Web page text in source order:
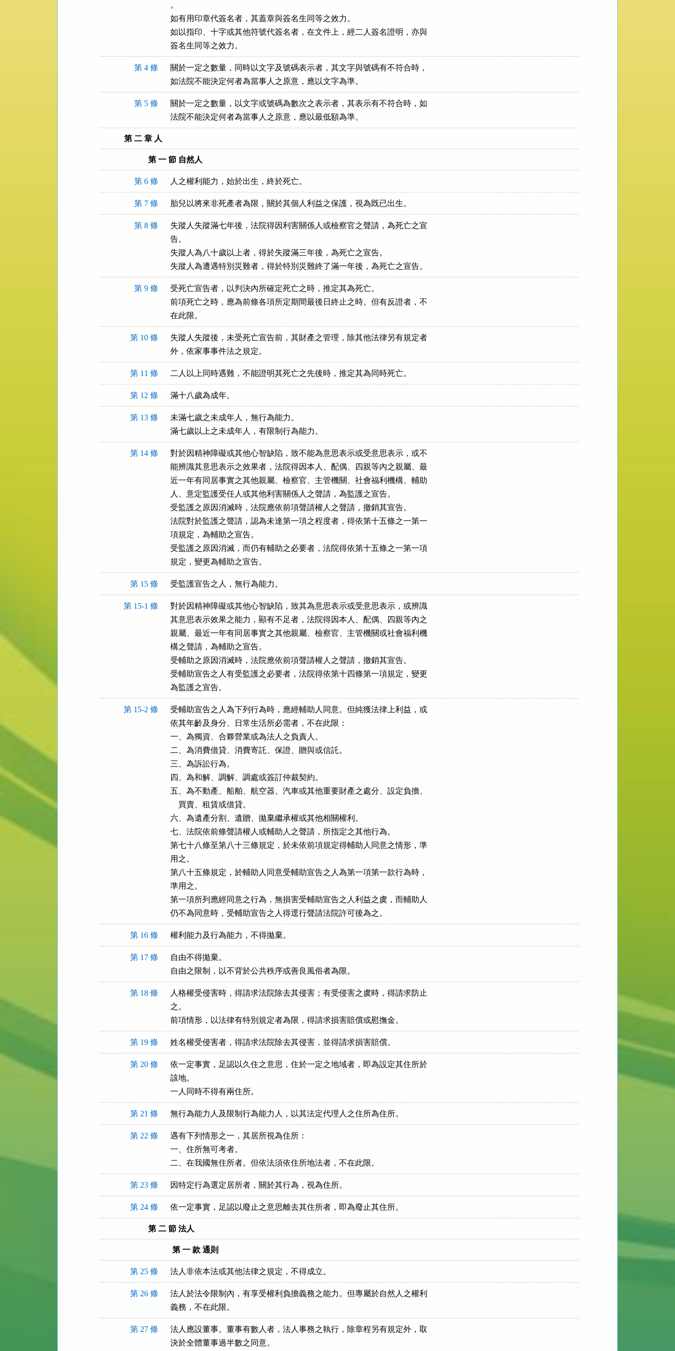
。
如有用印章代簽名者，其蓋章與簽名生同等之效力。
如以指印、十字或其他符號代簽名者，在文件上，經二人簽名證明，亦與
簽名生同等之效力。
第 4 條
關於一定之數量，同時以文字及號碼表示者，其文字與號碼有不符合時，
如法院不能決定何者為當事人之原意，應以文字為準。
第 5 條
關於一定之數量，以文字或號碼為數次之表示者，其表示有不符合時，如
法院不能決定何者為當事人之原意，應以最低額為準。
第 二 章 人
第 一 節 自然人
第 6 條 人之權利能力，始於出生，終於死亡。
第 7 條 胎兒以將來非死產者為限，關於其個人利益之保護，視為既已出生。
第 8 條
失蹤人失蹤滿七年後，法院得因利害關係人或檢察官之聲請，為死亡之宣
告。
失蹤人為八十歲以上者，得於失蹤滿三年後，為死亡之宣告。
失蹤人為遭遇特別災難者，得於特別災難終了滿一年後，為死亡之宣告。
第 9 條
受死亡宣告者，以判決內所確定死亡之時，推定其為死亡。
前項死亡之時，應為前條各項所定期間最後日終止之時。但有反證者，不
在此限。
第 10 條
失蹤人失蹤後，未受死亡宣告前，其財產之管理，除其他法律另有規定者
外，依家事事件法之規定。
第 11 條 二人以上同時遇難，不能證明其死亡之先後時，推定其為同時死亡。
第 12 條 滿十八歲為成年。
第 13 條
未滿七歲之未成年人，無行為能力。
滿七歲以上之未成年人，有限制行為能力。
第 14 條
對於因精神障礙或其他心智缺陷，致不能為意思表示或受意思表示，或不
能辨識其意思表示之效果者，法院得因本人、配偶、四親等內之親屬、最
近一年有同居事實之其他親屬、檢察官、主管機關、社會福利機構、輔助
人、意定監護受任人或其他利害關係人之聲請，為監護之宣告。
受監護之原因消滅時，法院應依前項聲請權人之聲請，撤銷其宣告。
法院對於監護之聲請，認為未達第一項之程度者，得依第十五條之一第一
項規定，為輔助之宣告。
受監護之原因消滅，而仍有輔助之必要者，法院得依第十五條之一第一項
規定，變更為輔助之宣告。
第 15 條 受監護宣告之人，無行為能力。
第 15-1 條
對於因精神障礙或其他心智缺陷，致其為意思表示或受意思表示，或辨識
其意思表示效果之能力，顯有不足者，法院得因本人、配偶、四親等內之
親屬、最近一年有同居事實之其他親屬、檢察官、主管機關或社會福利機
構之聲請，為輔助之宣告。
受輔助之原因消滅時，法院應依前項聲請權人之聲請，撤銷其宣告。
受輔助宣告之人有受監護之必要者，法院得依第十四條第一項規定，變更
為監護之宣告。
第 15-2 條
受輔助宣告之人為下列行為時，應經輔助人同意。但純獲法律上利益，或
依其年齡及身分、日常生活所必需者，不在此限：
一、為獨資、合夥營業或為法人之負責人。
二、為消費借貸、消費寄託、保證、贈與或信託。
三、為訴訟行為。
四、為和解、調解、調處或簽訂仲裁契約。
五、為不動產、船舶、航空器、汽車或其他重要財產之處分、設定負擔、
    買賣、租賃或借貸。
六、為遺產分割、遺贈、拋棄繼承權或其他相關權利。
七、法院依前條聲請權人或輔助人之聲請，所指定之其他行為。
第七十八條至第八十三條規定，於未依前項規定得輔助人同意之情形，準
用之。
第八十五條規定，於輔助人同意受輔助宣告之人為第一項第一款行為時，
準用之。
第一項所列應經同意之行為，無損害受輔助宣告之人利益之虞，而輔助人
仍不為同意時，受輔助宣告之人得逕行聲請法院許可後為之。
第 16 條 權利能力及行為能力，不得拋棄。
第 17 條
自由不得拋棄。
自由之限制，以不背於公共秩序或善良風俗者為限。
第 18 條
人格權受侵害時，得請求法院除去其侵害；有受侵害之虞時，得請求防止
之。
前項情形，以法律有特別規定者為限，得請求損害賠償或慰撫金。
第 19 條 姓名權受侵害者，得請求法院除去其侵害，並得請求損害賠償。
第 20 條
依一定事實，足認以久住之意思，住於一定之地域者，即為設定其住所於
該地。
一人同時不得有兩住所。
第 21 條 無行為能力人及限制行為能力人，以其法定代理人之住所為住所。
第 22 條
遇有下列情形之一，其居所視為住所：
一、住所無可考者。
二、在我國無住所者。但依法須依住所地法者，不在此限。
第 23 條 因特定行為選定居所者，關於其行為，視為住所。
第 24 條 依一定事實，足認以廢止之意思離去其住所者，即為廢止其住所。
第 二 節 法人
第 一 款 通則
第 25 條 法人非依本法或其他法律之規定，不得成立。
第 26 條
法人於法令限制內，有享受權利負擔義務之能力。但專屬於自然人之權利
義務，不在此限。
第 27 條
法人應設董事。董事有數人者，法人事務之執行，除章程另有規定外，取
決於全體董事過半數之同意。